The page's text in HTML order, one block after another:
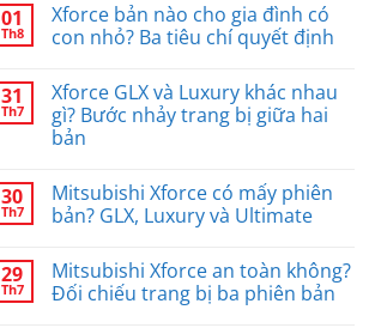
01
Th8
Xforce bản nào cho gia đình có
con nhỏ? Ba tiêu chí quyết định
31
Th7
Xforce GLX và Luxury khác nhau
gì? Bước nhảy trang bị giữa hai
bản
30
Th7
Mitsubishi Xforce có mấy phiên
bản? GLX, Luxury và Ultimate
29
Th7
Mitsubishi Xforce an toàn không?
Đối chiếu trang bị ba phiên bản